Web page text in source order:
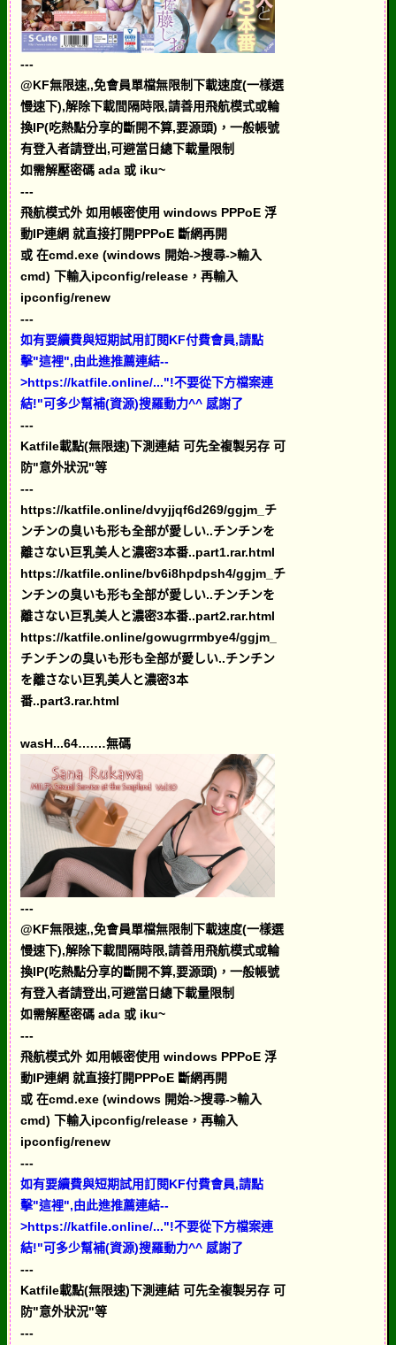
---
@KF無限速,,免會員單檔無限制下載速度(一樣選
慢速下),解除下載間隔時限,請善用飛航模式或輪
換IP(吃熱點分享的斷開不算,要源頭)，一般帳號
有登入者請登出,可避當日總下載量限制
如需解壓密碼 ada 或 iku~
---
飛航模式外 如用帳密使用 windows PPPoE 浮
動IP連網 就直接打開PPPoE 斷網再開
或 在cmd.exe (windows 開始->搜尋->輸入
cmd) 下輸入ipconfig/release，再輸入
ipconfig/renew
---
如有要續費與短期試用訂閱KF付費會員,請點
擊"這裡",由此進推薦連結--
>https://katfile.online/..."!不要從下方檔案連
結!"可多少幫補(資源)搜羅動力^^ 感謝了
---
Katfile載點(無限速)下測連結 可先全複製另存 可
防"意外狀況"等
---
https://katfile.online/dvyjjqf6d269/ggjm_チ
ンチンの臭いも形も全部が愛しい..チンチンを
離さない巨乳美人と濃密3本番..part1.rar.html
https://katfile.online/bv6i8hpdpsh4/ggjm_チ
ンチンの臭いも形も全部が愛しい..チンチンを
離さない巨乳美人と濃密3本番..part2.rar.html
https://katfile.online/gowugrrmbye4/ggjm_
チンチンの臭いも形も全部が愛しい..チンチン
を離さない巨乳美人と濃密3本
番..part3.rar.html
wasH...64….…無碼
---
@KF無限速,,免會員單檔無限制下載速度(一樣選
慢速下),解除下載間隔時限,請善用飛航模式或輪
換IP(吃熱點分享的斷開不算,要源頭)，一般帳號
有登入者請登出,可避當日總下載量限制
如需解壓密碼 ada 或 iku~
---
飛航模式外 如用帳密使用 windows PPPoE 浮
動IP連網 就直接打開PPPoE 斷網再開
或 在cmd.exe (windows 開始->搜尋->輸入
cmd) 下輸入ipconfig/release，再輸入
ipconfig/renew
---
如有要續費與短期試用訂閱KF付費會員,請點
擊"這裡",由此進推薦連結--
>https://katfile.online/..."!不要從下方檔案連
結!"可多少幫補(資源)搜羅動力^^ 感謝了
---
Katfile載點(無限速)下測連結 可先全複製另存 可
防"意外狀況"等
---